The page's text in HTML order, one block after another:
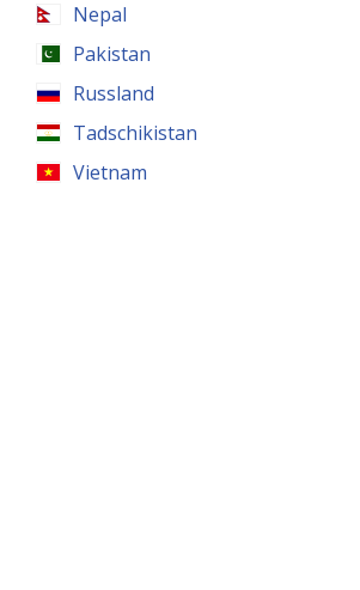
Nepal
Pakistan
Russland
Tadschikistan
Vietnam